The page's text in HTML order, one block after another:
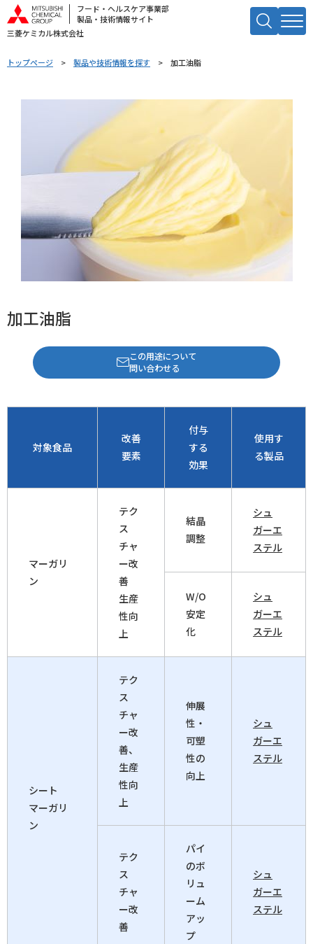
フード・ヘルスケア事業部
製品・技術情報サイト
三菱ケミカル株式会社
キーワードで検索する
トップページ 製品や技術情報を探す 加工油脂
加工油脂
この用途について
問い合わせる
対象食品
改善
要素
付与
する
効果
使用す
る製品
マーガリ
ン
テク
ス
チャ
ー改
善
生産
性向
上
結晶
調整
シュ
ガーエ
ステル
W/O
安定
化
シュ
ガーエ
ステル
シート
マーガリ
ン
テク
ス
チャ
ー改
善、
生産
性向
上
伸展
性・
可塑
性の
向上
シュ
ガーエ
ステル
テク
ス
チャ
ー改
善
パイ
のボ
リュ
ーム
アッ
プ
シュ
ガーエ
ステル